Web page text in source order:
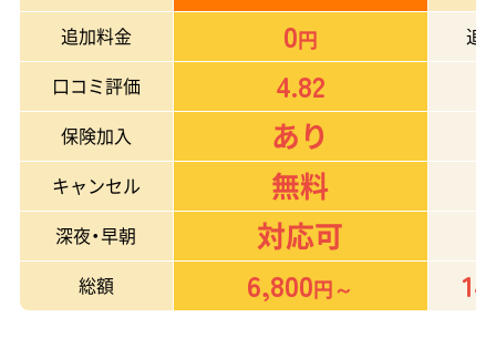
追加料金 0円
追
口コミ評価
4.82
保険加入 あり
キャンセル 無料
深夜・早朝 対応可
総額
6,800円～